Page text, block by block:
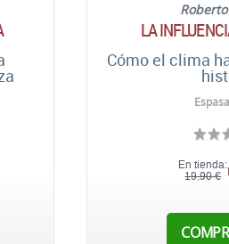
LA
Cómo el clima
En tienda:
19,90 €